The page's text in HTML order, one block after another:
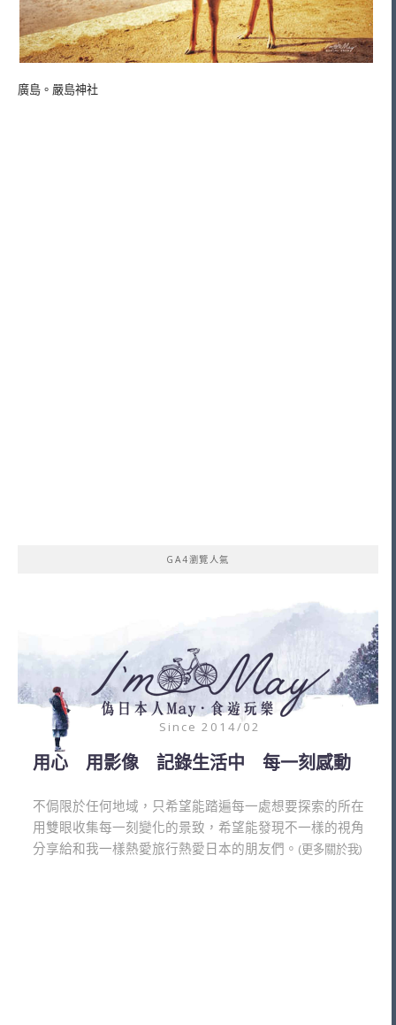
廣島。嚴島神社
GA4瀏覽人氣
Since 2014/02
用心 用影像 記錄生活中 每一刻感動
不侷限於任何地域，只希望能踏遍每一處想要探索的所在
用雙眼收集每一刻變化的景致，希望能發現不一樣的視角
分享給和我一樣熱愛旅行熱愛日本的朋友們。 (更多關於我)